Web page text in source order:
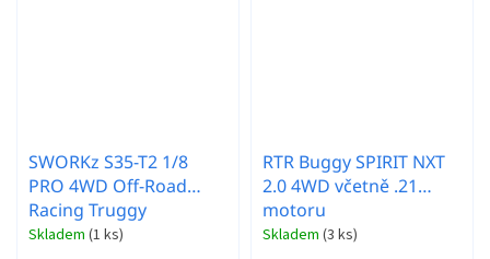
SWORKz S35-T2 1/8
PRO 4WD Off-Road
Racing Truggy
stavebnice
Skladem (1 ks)
RTR Buggy SPIRIT NXT
2.0 4WD včetně .21
motoru
Skladem (3 ks)